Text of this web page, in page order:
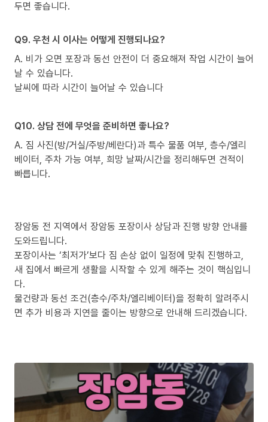
두면 좋습니다.
Q9. 우천 시 이사는 어떻게 진행되나요?
A. 비가 오면 포장과 동선 안전이 더 중요해져 작업 시간이 늘어
날 수 있습니다.
날씨에 따라 시간이 늘어날 수 있습니다
Q10. 상담 전에 무엇을 준비하면 좋나요?
A. 짐 사진(방/거실/주방/베란다)과 특수 물품 여부, 층수/엘리
베이터, 주차 가능 여부, 희망 날짜/시간을 정리해두면 견적이
빠릅니다.
장암동 전 지역에서 장암동 포장이사 상담과 진행 방향 안내를
도와드립니다.
포장이사는 ‘최저가’보다 짐 손상 없이 일정에 맞춰 진행하고,
새 집에서 빠르게 생활을 시작할 수 있게 해주는 것이 핵심입니
다.
물건량과 동선 조건(층수/주차/엘리베이터)을 정확히 알려주시
면 추가 비용과 지연을 줄이는 방향으로 안내해 드리겠습니다.